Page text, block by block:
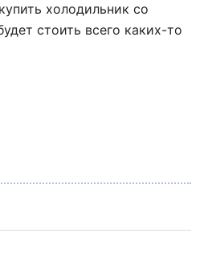
холодильник со
стоить всего каких-то